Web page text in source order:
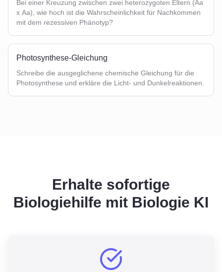
Bei einer Kreuzung zwischen zwei heterozygoten Eltern (Aa
x Aa), wie hoch ist die Wahrscheinlichkeit für Nachkommen
mit dem rezessiven Phänotyp?
Photosynthese-Gleichung
Schreibe die ausgeglichene chemische Gleichung für die
Photosynthese und erkläre die Licht- und Dunkelreaktionen.
Erhalte sofortige
Biologiehilfe mit Biologie KI